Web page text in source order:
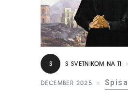
KNJIGE
S S SVETNIKOM NA TI
DECEMBER 2025